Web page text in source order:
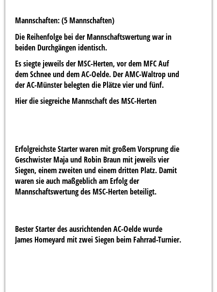
Mannschaften: (5 Mannschaften)
Die Reihenfolge bei der Mannschaftswertung war in
beiden Durchgängen identisch.
Es siegte jeweils der MSC-Herten, vor dem MFC Auf
dem Schnee und dem AC-Oelde. Der AMC-Waltrop und
der AC-Münster belegten die Plätze vier und fünf.
Hier die siegreiche Mannschaft des MSC-Herten
Erfolgreichste Starter waren mit großem Vorsprung die
Geschwister Maja und Robin Braun mit jeweils vier
Siegen, einem zweiten und einem dritten Platz. Damit
waren sie auch maßgeblich am Erfolg der
Mannschaftswertung des MSC-Herten beteiligt.
Bester Starter des ausrichtenden AC-Oelde wurde
James Homeyard mit zwei Siegen beim Fahrrad-Turnier.